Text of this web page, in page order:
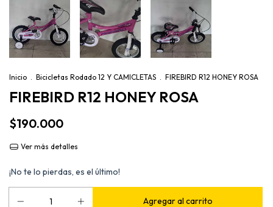
Inicio . Bicicletas Rodado 12 Y CAMICLETAS . FIREBIRD R12 HONEY ROSA
FIREBIRD R12 HONEY ROSA
$190.000
Ver más detalles
¡No te lo pierdas, es el último!